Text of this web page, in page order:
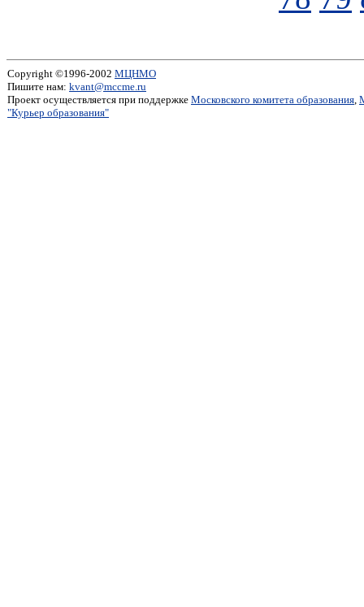
Copyright ©1996-2002 МЦНМО
Пишите нам: kvant@mccme.ru
Проект осуществляется при поддержке Московского комитета образования,
"Курьер образования"